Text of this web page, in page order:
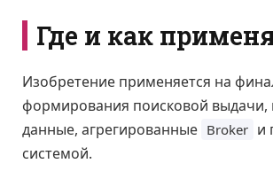
Где и как
Изобретение применяется на
формирования поисковой выдачи,
данные, агрегированные Broker и
системой.